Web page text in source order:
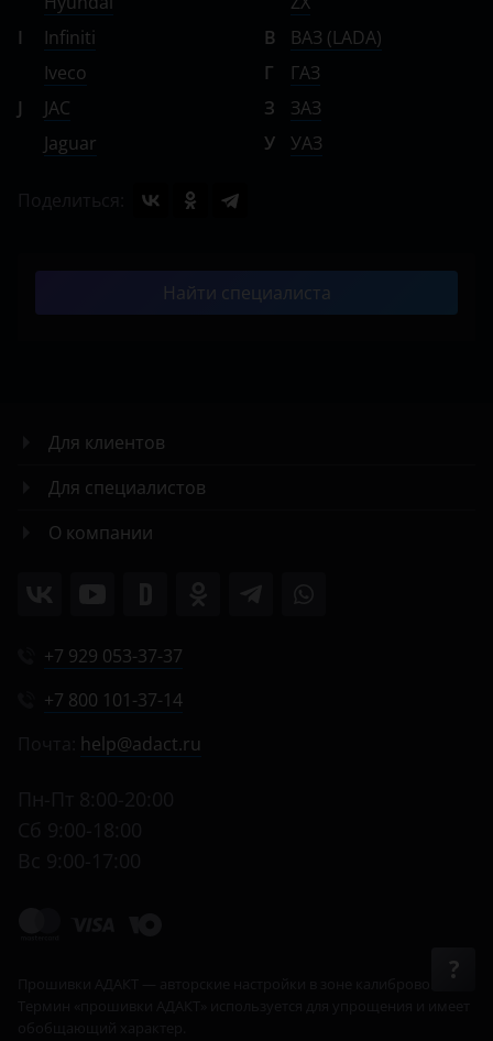
I
Infiniti
Iveco
J
JAC
Jaguar
В
ВАЗ (LADA)
Г
ГАЗ
З
ЗАЗ
У
УАЗ
Найти специалиста
Для клиентов
Для специалистов
О компании
+7 929 053-37-37
+7 800 101-37-14
help@adact.ru